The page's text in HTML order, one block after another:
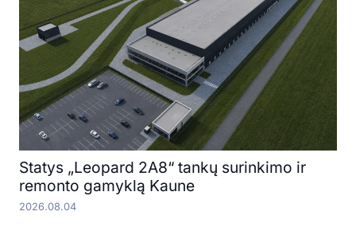
Statys „Leopard 2A8“ tankų surinkimo ir
remonto gamyklą Kaune
2026.08.04